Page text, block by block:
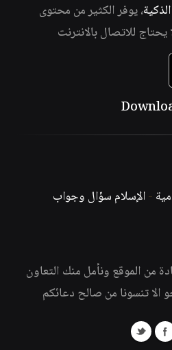
، يوفر الكثير من محتوى
للاتصال بالانترنت
-الإسلام سؤال وجواب
من الموقع ونأمل منك التعاون
الا تنسونا من صالح دعائكم